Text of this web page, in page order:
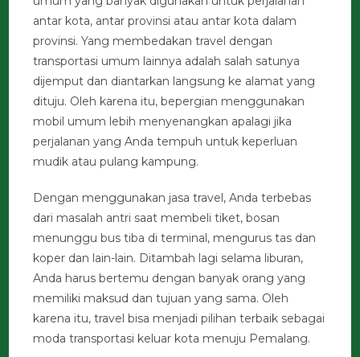
antar kota, antar provinsi atau antar kota dalam
provinsi. Yang membedakan travel dengan
transportasi umum lainnya adalah salah satunya
dijemput dan diantarkan langsung ke alamat yang
dituju. Oleh karena itu, bepergian menggunakan
mobil umum lebih menyenangkan apalagi jika
perjalanan yang Anda tempuh untuk keperluan
mudik atau pulang kampung.
Dengan menggunakan jasa travel, Anda terbebas
dari masalah antri saat membeli tiket, bosan
menunggu bus tiba di terminal, mengurus tas dan
koper dan lain-lain. Ditambah lagi selama liburan,
Anda harus bertemu dengan banyak orang yang
memiliki maksud dan tujuan yang sama. Oleh
karena itu, travel bisa menjadi pilihan terbaik sebagai
moda transportasi keluar kota menuju Pemalang.